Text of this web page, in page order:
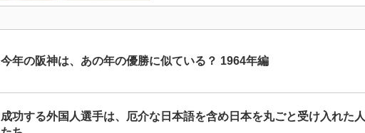
今年の阪神は、あの年の優勝に似ている？ 1964年編
成功する外国人選手は、厄介な日本語を含め日本を丸ごと受け入れた人